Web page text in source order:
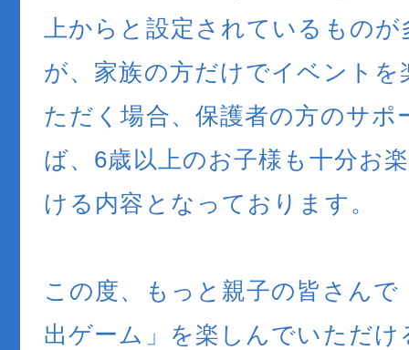
上からと設定されているものが
が、家族の方だけでイベントを
ただく場合、保護者の方のサポ
ば、6歳以上のお子様も十分お
ける内容となっております。
この度、もっと親子の皆さんで
出ゲーム」を楽しんでいただけ